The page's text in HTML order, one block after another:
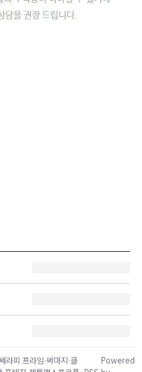
라피 프라임·써마지·클
Powered